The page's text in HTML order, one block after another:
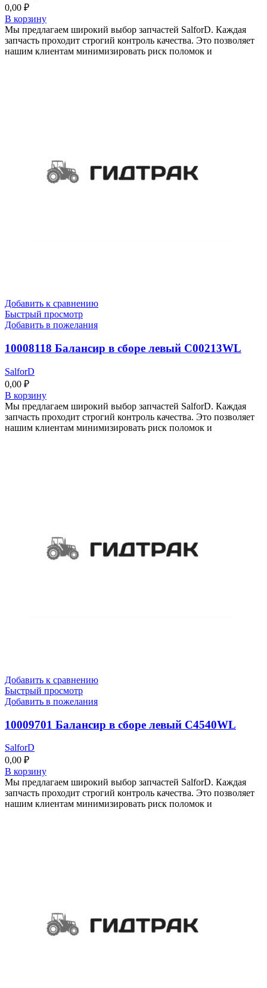
0,00 ₽
В корзину
Мы предлагаем широкий выбор запчастей SalforD. Каждая
запчасть проходит строгий контроль качества. Это позволяет
нашим клиентам минимизировать риск поломок и
Добавить к сравнению
Быстрый просмотр
Добавить в пожелания
10008118 Балансир в сборе левый C00213WL
SalforD
0,00 ₽
В корзину
Мы предлагаем широкий выбор запчастей SalforD. Каждая
запчасть проходит строгий контроль качества. Это позволяет
нашим клиентам минимизировать риск поломок и
Добавить к сравнению
Быстрый просмотр
Добавить в пожелания
10009701 Балансир в сборе левый C4540WL
SalforD
0,00 ₽
В корзину
Мы предлагаем широкий выбор запчастей SalforD. Каждая
запчасть проходит строгий контроль качества. Это позволяет
нашим клиентам минимизировать риск поломок и